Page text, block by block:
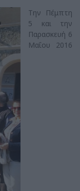
Την Πέμπτη
5 και την
Παρασκευή 6
Μαΐου 2016